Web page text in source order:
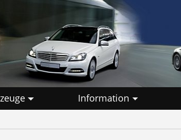
Information